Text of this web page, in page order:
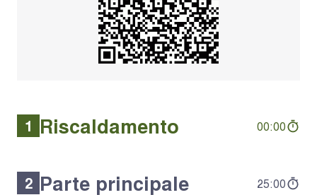
1 Riscaldamento 00:00
2 Parte principale 25:00